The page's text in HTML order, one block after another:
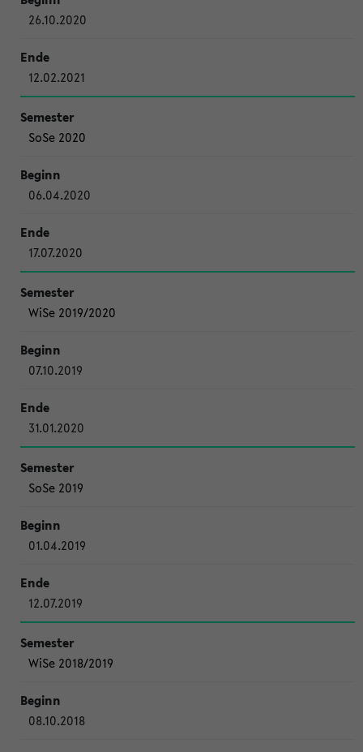
26.10.2020
12.02.2021
SoSe 2020
06.04.2020
17.07.2020
WiSe 2019/2020
07.10.2019
31.01.2020
SoSe 2019
01.04.2019
12.07.2019
WiSe 2018/2019
08.10.2018